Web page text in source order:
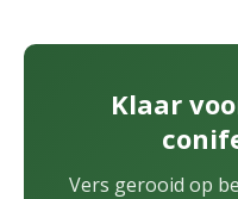
Klaar
Vers gerooid op